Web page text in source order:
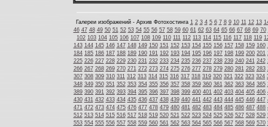
Галереи изображений - Архив Фотохостинга 1 2 3 4 5 6 7 8 9 10 11 12 13
46 47 48 49 50 51 52 53 54 55 56 57 58 59 60 61 62 63 64 65 66 67 68 69 70
102 103 104 105 106 107 108 109 110 111 112 113 114 115 116 117 118 119
143 144 145 146 147 148 149 150 151 152 153 154 155 156 157 158 159 160
184 185 186 187 188 189 190 191 192 193 194 195 196 197 198 199 200 201
225 226 227 228 229 230 231 232 233 234 235 236 237 238 239 240 241 242
266 267 268 269 270 271 272 273 274 275 276 277 278 279 280 281 282 283
307 308 309 310 311 312 313 314 315 316 317 318 319 320 321 322 323 324
348 349 350 351 352 353 354 355 356 357 358 359 360 361 362 363 364 365
389 390 391 392 393 394 395 396 397 398 399 400 401 402 403 404 405 406
430 431 432 433 434 435 436 437 438 439 440 441 442 443 444 445 446 447
471 472 473 474 475 476 477 478 479 480 481 482 483 484 485 486 487 488
512 513 514 515 516 517 518 519 520 521 522 523 524 525 526 527 528 529
553 554 555 556 557 558 559 560 561 562 563 564 565 566 567 568 569 570